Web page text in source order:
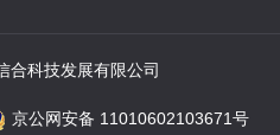
合科技发展有限公司
京公网安备 11010602103671号